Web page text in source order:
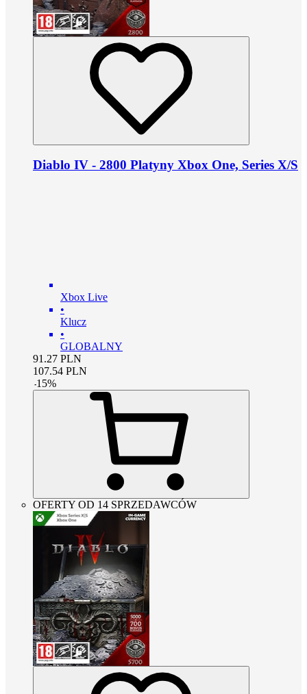
Diablo IV - 2800 Platyny Xbox One, Series X/S
Xbox Live
•
Klucz
•
GLOBALNY
91.27 PLN
107.54 PLN
-15%
OFERTY OD 14 SPRZEDAWCÓW